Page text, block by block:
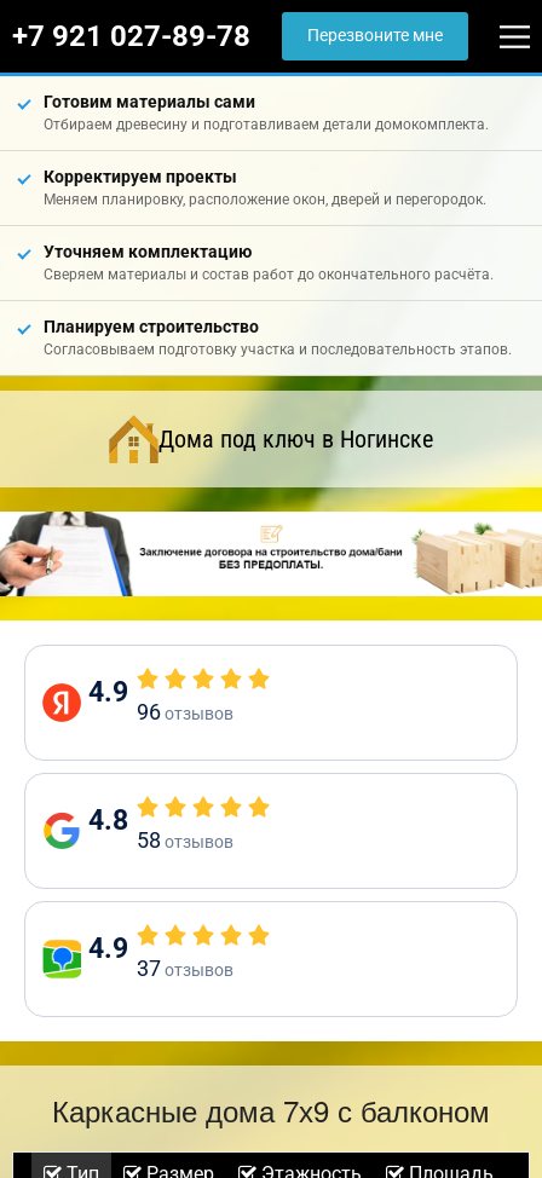
+7 921 027-89-78 Перезвоните мне
Готовим материалы сами
Отбираем древесину и подготавливаем детали домокомплекта.
Корректируем проекты
Меняем планировку, расположение окон, дверей и перегородок.
Уточняем комплектацию
Сверяем материалы и состав работ до окончательного расчёта.
Планируем строительство
Согласовываем подготовку участка и последовательность этапов.
Дома под ключ в Ногинске
4.9
96отзывов
4.8
58 отзывов
4.9
37отзывов
Каркасные дома 7х9 с балконом